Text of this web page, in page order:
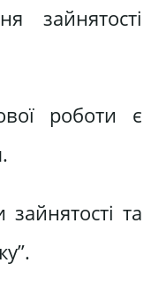
зайнятості
роботи є
та